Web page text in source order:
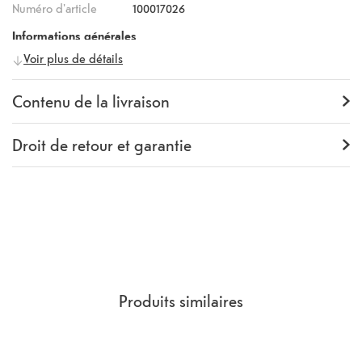
Numéro d'article
100017026
Informations générales
Fabricant
Numéro fabricant
499504
Voir plus de détails
Contenu de la livraison
Contenu de la livraison Backcover
Droit de retour et garantie
Garantie
24 mois
Produits similaires